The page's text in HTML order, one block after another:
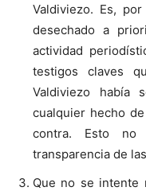
Valdiviezo. Es,
desechado a
actividad
testigos claves
Valdiviezo había
cualquier hecho
contra. Esto
transparencia de
Que no se intente